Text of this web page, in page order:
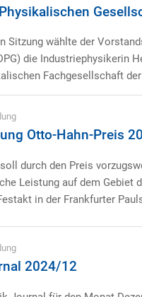
Sitzung wählte der
die Industriephysikerin
Fachgesellschaft
Otto-Hahn-Preis
durch den Preis
Leistung auf dem Gebiet
in der Frankfurter
2024/12